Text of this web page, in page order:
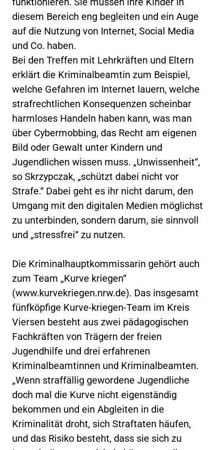
diesem Bereich eng begleiten und ein Auge
auf die Nutzung von Internet, Social Media
und Co. haben.
Bei den Treffen mit Lehrkräften und Eltern
erklärt die Kriminalbeamtin zum Beispiel,
welche Gefahren im Internet lauern, welche
strafrechtlichen Konsequenzen scheinbar
harmloses Handeln haben kann, was man
über Cybermobbing, das Recht am eigenen
Bild oder Gewalt unter Kindern und
Jugendlichen wissen muss. „Unwissenheit“,
so Skrzypczak, „schützt dabei nicht vor
Strafe.“ Dabei geht es ihr nicht darum, den
Umgang mit den digitalen Medien möglichst
zu unterbinden, sondern darum, sie sinnvoll
und „stressfrei“ zu nutzen.
Die Kriminalhauptkommissarin gehört auch
zum Team „Kurve kriegen“
(www.kurvekriegen.nrw.de). Das insgesamt
fünfköpfige Kurve-kriegen-Team im Kreis
Viersen besteht aus zwei pädagogischen
Fachkräften von Trägern der freien
Jugendhilfe und drei erfahrenen
Kriminalbeamtinnen und Kriminalbeamten.
„Wenn straffällig gewordene Jugendliche
doch mal die Kurve nicht eigenständig
bekommen und ein Abgleiten in die
Kriminalität droht, sich Straftaten häufen,
und das Risiko besteht, dass sie sich zu